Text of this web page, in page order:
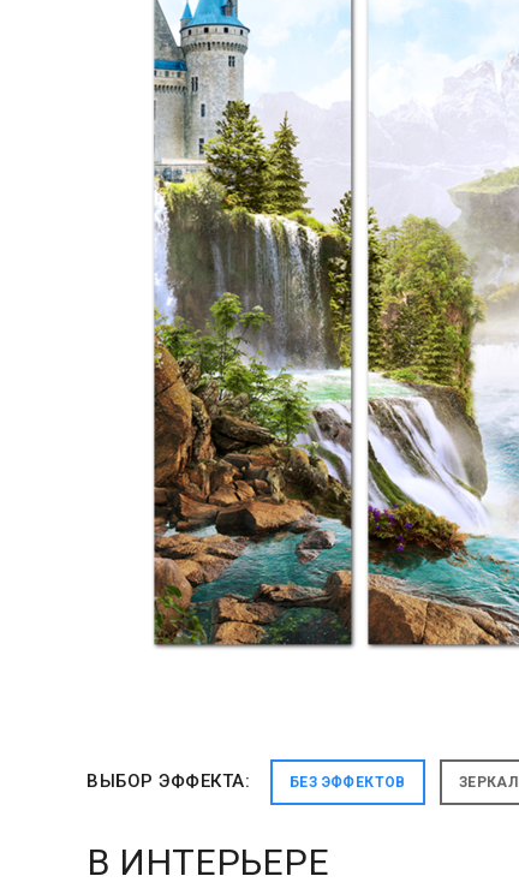
ВЫБОР ЭФФЕКТА: БЕЗ ЭФФЕКТОВ
В ИНТЕРЬЕРЕ